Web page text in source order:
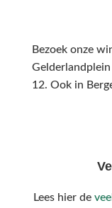
Bezoek onze
12. Ook in
Lees hier de